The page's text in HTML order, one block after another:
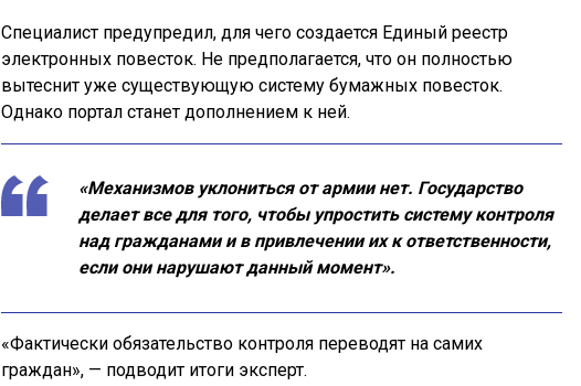
Специалист предупредил, для чего создается Единый реестр
электронных повесток. Не предполагается, что он полностью
вытеснит уже существующую систему бумажных повесток.
Однако портал станет дополнением к ней.
«Механизмов уклониться от армии нет. Государство
делает все для того, чтобы упростить систему контроля
над гражданами и в привлечении их к ответственности,
если они нарушают данный момент».
«Фактически обязательство контроля переводят на самих
граждан», — подводит итоги эксперт.